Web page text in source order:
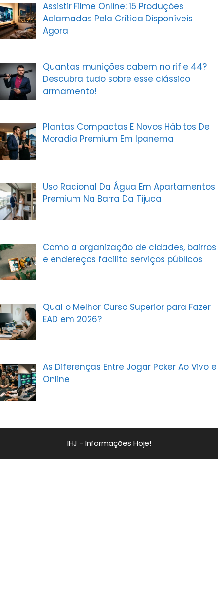
Assistir Filme Online: 15 Produções
Aclamadas Pela Crítica Disponíveis
Agora
Quantas munições cabem no rifle 44?
Descubra tudo sobre esse clássico
armamento!
Plantas Compactas E Novos Hábitos De
Moradia Premium Em Ipanema
Uso Racional Da Água Em Apartamentos
Premium Na Barra Da Tijuca
Como a organização de cidades, bairros
e endereços facilita serviços públicos
Qual o Melhor Curso Superior para Fazer
EAD em 2026?
As Diferenças Entre Jogar Poker Ao Vivo e
Online
IHJ - Informações Hoje!